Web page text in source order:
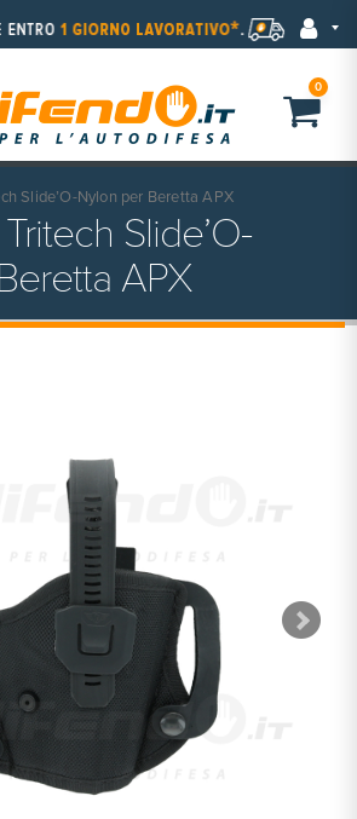
0
Slide’O-Nylon per Beretta APX
Slide’O-
APX